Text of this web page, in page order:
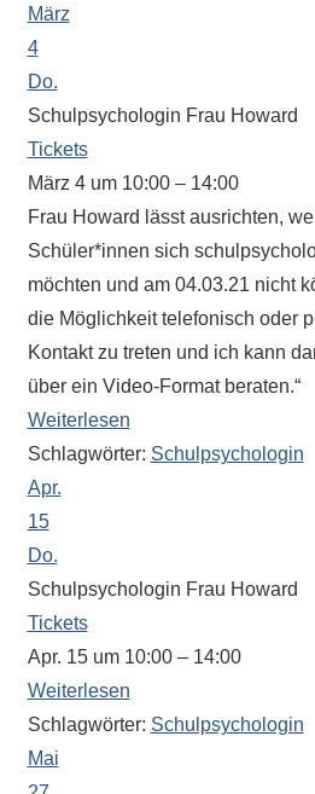
Schülerinnen
und
Schüler
sind
dabei!
Sollten
Sie
einmal
finden,
stehen
am
Ende
jeder
Seite
verschiedene
Möglichkeiten
der
Suche
zur
März
4
Do.
Schulpsychologin Frau Howard
Tickets
März 4 um 10:00 – 14:00
Frau Howard lässt ausrichten,
Schüler*innen sich
möchten und am 04.03.21 nicht
die Möglichkeit telefonisch oder
Kontakt zu treten und ich kann
über ein Video-Format beraten.“
Weiterlesen
Schlagwörter: Schulpsychologin
Apr.
15
Do.
Schulpsychologin Frau Howard
Tickets
Apr. 15 um 10:00 – 14:00
Weiterlesen
Schlagwörter: Schulpsychologin
Mai